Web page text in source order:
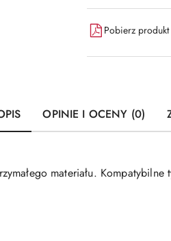
Pobierz
OPINIE I OCENY (0)
materiału. Kompatybilne